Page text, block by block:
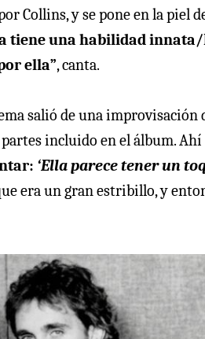
Collins, y se pone en la piel
tiene una habilidad
ella”, canta.
salió de una
incluido en el álbum.
‘Ella parece tener un
era un gran estribillo, y